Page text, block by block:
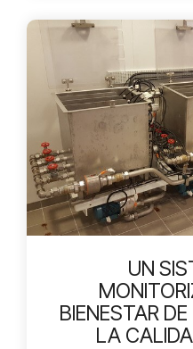
UN
BIENESTAR
LA